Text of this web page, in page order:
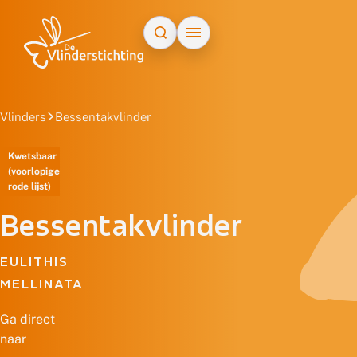
Vlinders Bessentakvlinder
Kwetsbaar
(voorlopige
rode lijst)
Bessentakvlinder
EULITHIS
MELLINATA
Ga direct
naar